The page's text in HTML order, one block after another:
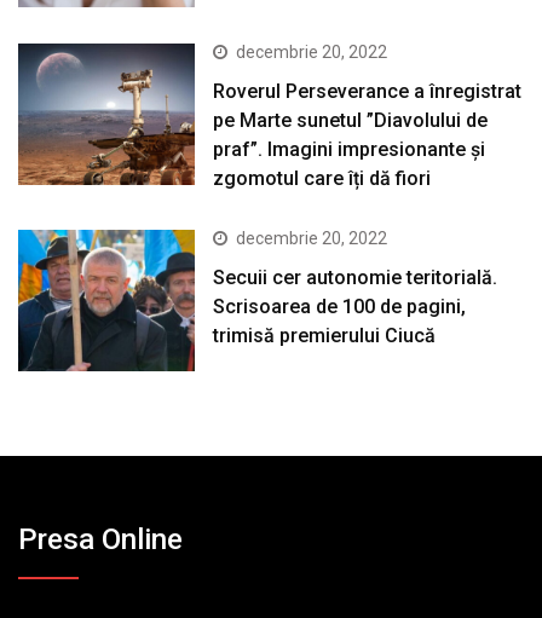
decembrie 20, 2022
Roverul Perseverance a înregistrat
pe Marte sunetul ”Diavolului de
praf”. Imagini impresionante și
zgomotul care îți dă fiori
decembrie 20, 2022
Secuii cer autonomie teritorială.
Scrisoarea de 100 de pagini,
trimisă premierului Ciucă
Presa Online